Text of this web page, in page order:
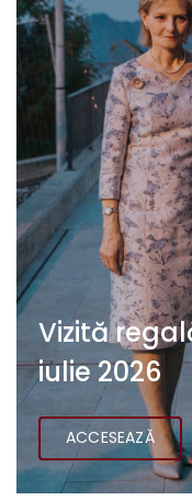
Vizită
iulie 2026
ACCESEAZĂ